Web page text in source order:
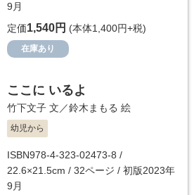
9月
定価1,540円 (本体1,400円+税)
在庫あり
ここに いるよ
竹下文子 文／鈴木まもる 絵
幼児から
ISBN978-4-323-02473-8 /
22.6×21.5cm / 32ページ / 初版2023年
9月